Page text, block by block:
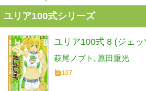
ユリア100式シリーズ
ユリア100式 8 (ジェ
萩尾ノブト 原田重光
107